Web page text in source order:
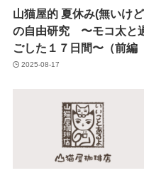
山猫屋的 夏休み(無いけ
の自由研究 〜モコ太と
ごした１７日間〜（前編
2025-08-17